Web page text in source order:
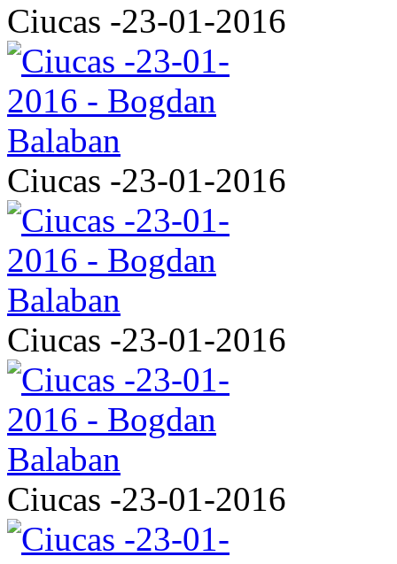
Ciucas -23-01-2016
Ciucas -23-01-2016
Ciucas -23-01-2016
Ciucas -23-01-2016